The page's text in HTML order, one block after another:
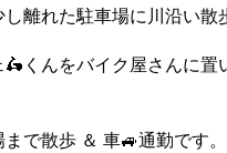
離れた駐車場に川沿い散
くんをバイク屋さんに
で散歩 ＆ 車🚙通勤です。